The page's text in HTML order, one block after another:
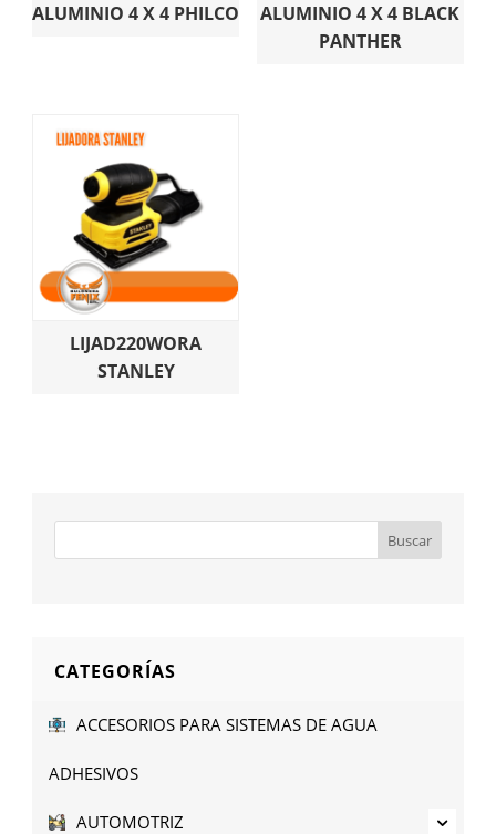
ALUMINIO 4 X 4 PHILCO
ALUMINIO 4 X 4 BLACK
PANTHER
LIJAD220WORA
STANLEY
CATEGORÍAS
ACCESORIOS PARA SISTEMAS DE AGUA
ADHESIVOS
AUTOMOTRIZ